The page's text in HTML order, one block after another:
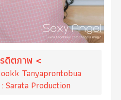
ดิตภาพ <
Tanyaprontobua
Sarata Production